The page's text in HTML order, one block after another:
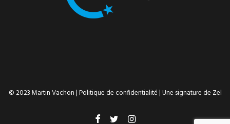
© 2023 Martin Vachon |Politique de confidentialité| Une signature de Zel